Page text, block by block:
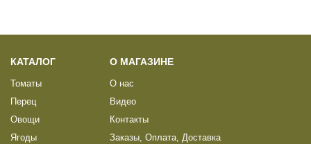
КАТАЛОГ
Томаты
Перец
Овощи
Ягоды
О МАГАЗИНЕ
О нас
Видео
Контакты
Заказы, Оплата, Доставка